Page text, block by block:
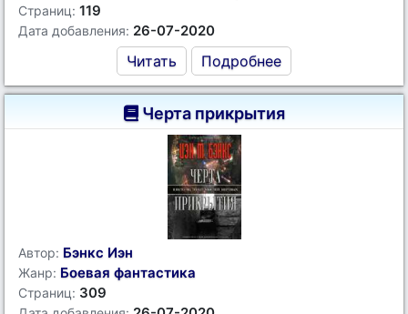
Страниц: 119
Дата добавления: 26-07-2020
Читать Подробнее
Черта прикрытия
Автор: Бэнкс Иэн
Жанр: Боевая фантастика
Страниц: 309